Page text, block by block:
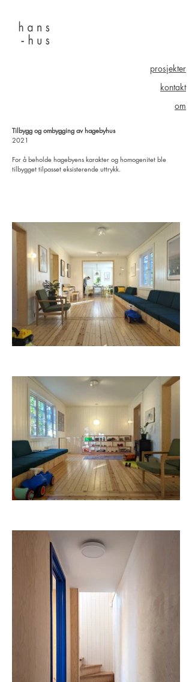
prosjekter
kontakt
om
Tilbygg og ombygging av hagebyhus
2021
For å beholde hagebyens karakter og homogenitet ble
tilbygget tilpasset eksisterende uttrykk.